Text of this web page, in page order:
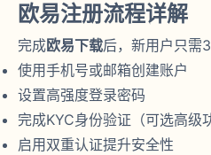
欧易注册流程详解
完成欧易下载后，新用户只需
使用手机号或邮箱创建账户
设置高强度登录密码
完成KYC身份验证（可选高级
启用双重认证提升安全性